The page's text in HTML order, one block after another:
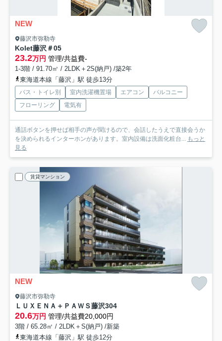
NEW
藤沢市弥勒寺
Kolet藤沢＃05
23.2万円 管理/共益費-
1-3階 / 91.70㎡ / 2LDK＋2S(納戸) /築2年
東海道本線「藤沢」駅 徒歩13分
バス・トイレ別 室内洗濯機置場 エアコン
バルコニー
フローリング
電気有
通話ボタンを押せば相手の声が聞けるので、会話したうえで直接会うか
を決められるインターホンがあります。室内設備は洗面化粧台... もっと
見る
賃貸マンション
NEW
藤沢市弥勒寺
ＬＵＸＥＮＡ＋ＰＡＷＳ藤沢304
20.6万円 管理/共益費20,000円
3階 / 65.28㎡ / 2LDK＋S(納戸) /新築
東海道本線「藤沢」駅 徒歩12分